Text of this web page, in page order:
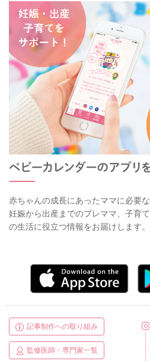
赤ちゃんの成長にあったママに必要
妊娠から出産までのプレママ、子育
の生活に役立つ情報をお届けします。
記事制作への取り組み
監修医師・専門家一覧